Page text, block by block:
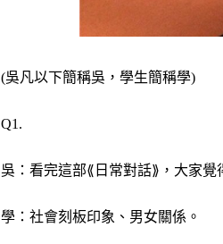
(吳凡以下簡稱吳，學生簡稱學)
Q1.
吳：看完這部⟪日常對話⟫，大家覺
學：社會刻板印象、男女關係。